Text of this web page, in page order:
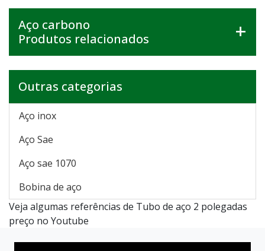
Aço carbono
Produtos relacionados
Outras categorias
Aço inox
Aço Sae
Aço sae 1070
Bobina de aço
Veja algumas referências de Tubo de aço 2 polegadas
preço no Youtube